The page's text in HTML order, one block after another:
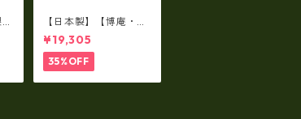
【日本製】【博庵・HI
ROAN】最高級牛革
（ボーテッド）札入
れ・長財布 ha-2153
5
¥19,305
35%OFF